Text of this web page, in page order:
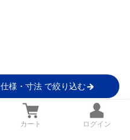
仕様・寸法 で絞り込む
カート ログイン